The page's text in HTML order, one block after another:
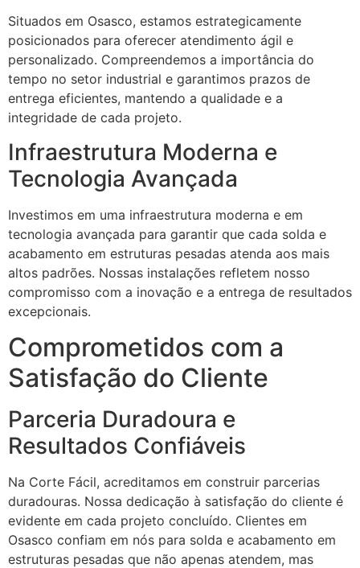
Situados em Osasco, estamos estrategicamente
posicionados para oferecer atendimento ágil e
personalizado. Compreendemos a importância do
tempo no setor industrial e garantimos prazos de
entrega eficientes, mantendo a qualidade e a
integridade de cada projeto.
Infraestrutura Moderna e
Tecnologia Avançada
Investimos em uma infraestrutura moderna e em
tecnologia avançada para garantir que cada solda e
acabamento em estruturas pesadas atenda aos mais
altos padrões. Nossas instalações refletem nosso
compromisso com a inovação e a entrega de resultados
excepcionais.
Comprometidos com a
Satisfação do Cliente
Parceria Duradoura e
Resultados Confiáveis
Na Corte Fácil, acreditamos em construir parcerias
duradouras. Nossa dedicação à satisfação do cliente é
evidente em cada projeto concluído. Clientes em
Osasco confiam em nós para solda e acabamento em
estruturas pesadas que não apenas atendem, mas